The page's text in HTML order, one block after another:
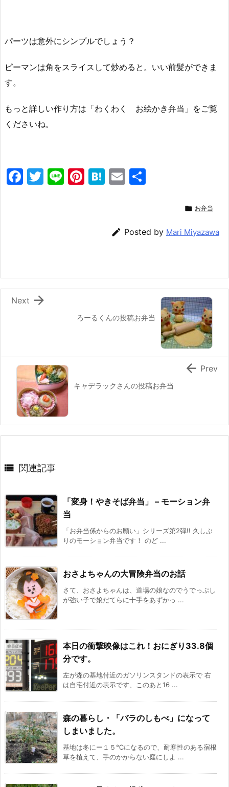
パーツは意外にシンプルでしょう？
ピーマンは角をスライスして炒めると。いい前髪ができま
す。
もっと詳しい作り方は「わくわく お絵かき弁当」をご覧
くださいね。
F
o
k
T
Li Pi H
a
E
l
 お弁当
 Posted by Mari Miyazawa
ろーるくんの投稿お弁当

Next
キャデラックさんの投稿お弁当
 Prev
 関連記事
「変身！やきそば弁当」 – モーション弁
当
「お弁当係からのお願い」シリーズ第2弾!! 久しぶ
りのモーション弁当です！ のど ...
おさよちゃんの大冒険弁当のお話
さて、おさよちゃんは、道場の娘なのでうでっぷし
が強い子で娘だてらに十手をあずかっ ...
本日の衝撃映像はこれ！おにぎり33.8個
分です。
左が森の基地付近のガソリンスタンドの表示で 右
は自宅付近の表示です、このあと16 ...
森の暮らし・「バラのしもべ」になって
しまいました。
基地は冬にー１５℃になるので、耐寒性のある宿根
草を植えて、手のかからない庭にしよ ...